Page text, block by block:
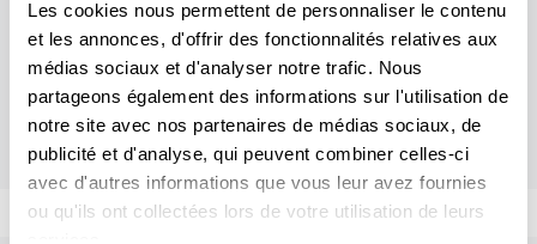
Les cookies nous permettent de personnaliser le contenu
et les annonces, d'offrir des fonctionnalités relatives aux
médias sociaux et d'analyser notre trafic. Nous
partageons également des informations sur l'utilisation de
notre site avec nos partenaires de médias sociaux, de
publicité et d'analyse, qui peuvent combiner celles-ci
avec d'autres informations que vous leur avez fournies
ou qu'ils ont collectées lors de votre utilisation de leurs